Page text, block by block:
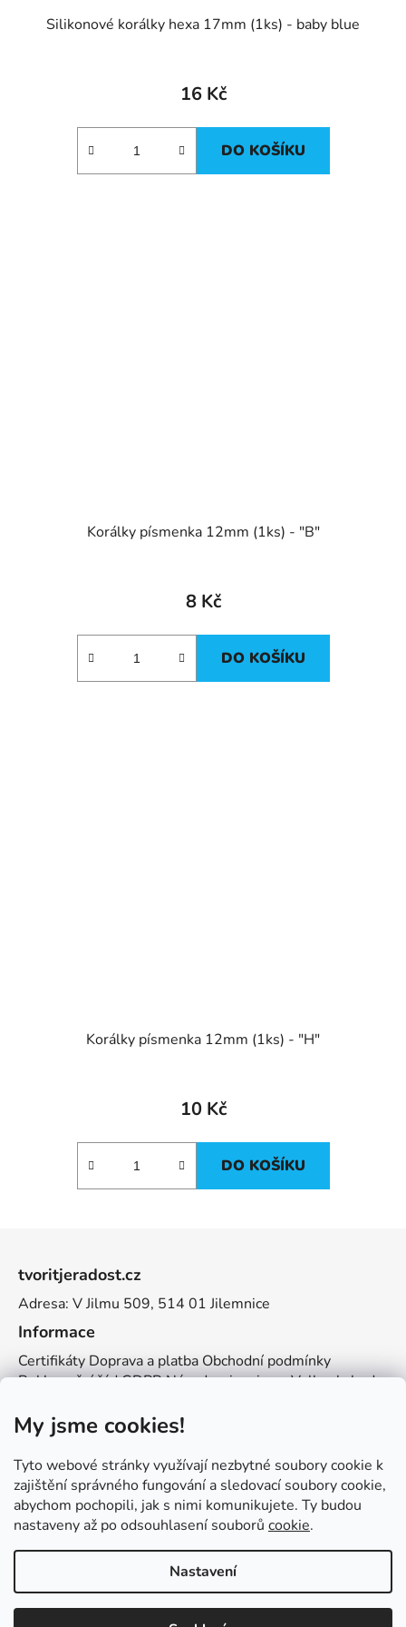
My jsme cookies!
Tyto webové stránky využívají nezbytné soubory cookie k
zajištění správného fungování a sledovací soubory cookie,
abychom pochopili, jak s nimi komunikujete. Ty budou
nastaveny až po odsouhlasení souborů cookie.
Nastavení
Silikonové korálky hexa 17mm (1ks) - baby blue
16 Kč
DO KOŠÍKU
Korálky písmenka 12mm (1ks) - "B"
8 Kč
DO KOŠÍKU
Korálky písmenka 12mm (1ks) - "H"
10 Kč
DO KOŠÍKU
tvoritjeradost.cz
Adresa: V Jilmu 509, 514 01 Jilemnice
Informace
Certifikáty Doprava a platba Obchodní podmínky
Reklamační řádGDPRNávody a inspiraceVelkoobchod
Kontakt
info@zemetvoreni.cz Míša:605 077 705
Adél:775 683 521
Zemětvoření
Vytvořil Shoptet